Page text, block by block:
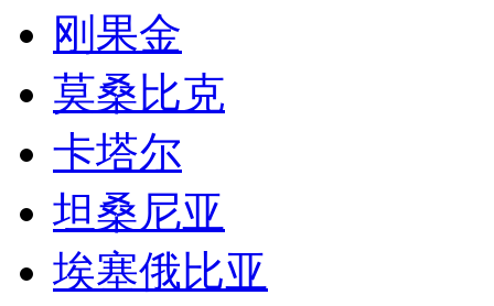
刚果金
莫桑比克
卡塔尔
坦桑尼亚
埃塞俄比亚